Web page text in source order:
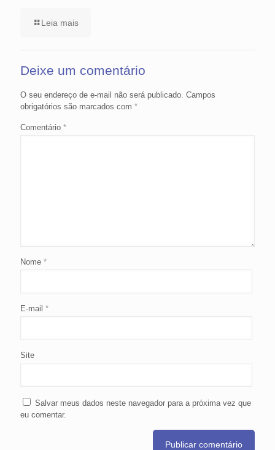
Leia mais
Deixe um comentário
O seu endereço de e-mail não será publicado. Campos
obrigatórios são marcados com *
Comentário *
Nome *
E-mail *
Site
Salvar meus dados neste navegador para a próxima vez que
eu comentar.